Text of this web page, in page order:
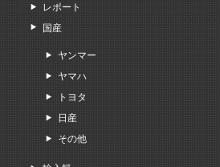
レポート
国産
ヤンマー
ヤマハ
トヨタ
日産
その他